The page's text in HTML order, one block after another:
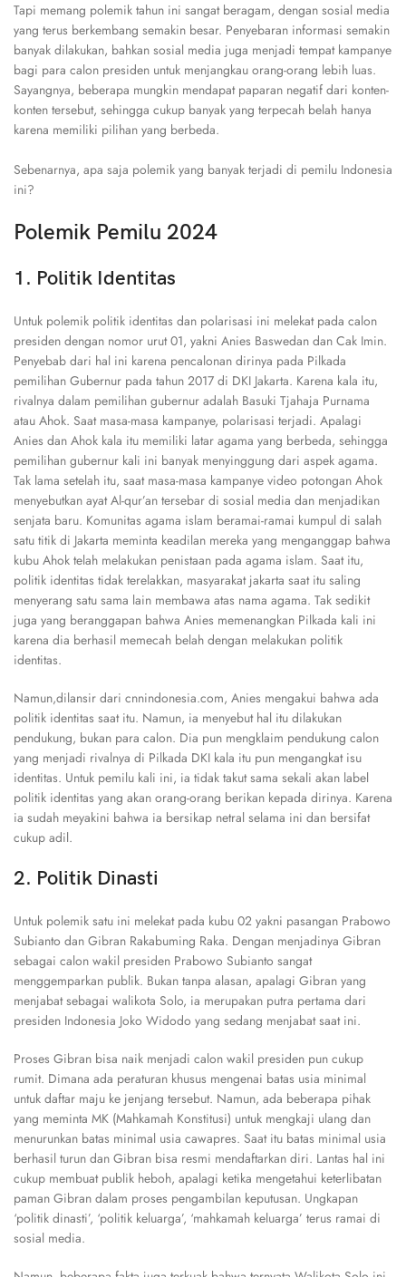
Tapi memang polemik tahun ini sangat beragam, dengan sosial media
yang terus berkembang semakin besar. Penyebaran informasi semakin
banyak dilakukan, bahkan sosial media juga menjadi tempat kampanye
bagi para calon presiden untuk menjangkau orang-orang lebih luas.
Sayangnya, beberapa mungkin mendapat paparan negatif dari konten-
konten tersebut, sehingga cukup banyak yang terpecah belah hanya
karena memiliki pilihan yang berbeda.
Sebenarnya, apa saja polemik yang banyak terjadi di pemilu Indonesia
ini?
Polemik Pemilu 2024
1. Politik Identitas
Untuk polemik politik identitas dan polarisasi ini melekat pada calon
presiden dengan nomor urut 01, yakni Anies Baswedan dan Cak Imin.
Penyebab dari hal ini karena pencalonan dirinya pada Pilkada
pemilihan Gubernur pada tahun 2017 di DKI Jakarta. Karena kala itu,
rivalnya dalam pemilihan gubernur adalah Basuki Tjahaja Purnama
atau Ahok. Saat masa-masa kampanye, polarisasi terjadi. Apalagi
Anies dan Ahok kala itu memiliki latar agama yang berbeda, sehingga
pemilihan gubernur kali ini banyak menyinggung dari aspek agama.
Tak lama setelah itu, saat masa-masa kampanye video potongan Ahok
menyebutkan ayat Al-qur’an tersebar di sosial media dan menjadikan
senjata baru. Komunitas agama islam beramai-ramai kumpul di salah
satu titik di Jakarta meminta keadilan mereka yang menganggap bahwa
kubu Ahok telah melakukan penistaan pada agama islam. Saat itu,
politik identitas tidak terelakkan, masyarakat jakarta saat itu saling
menyerang satu sama lain membawa atas nama agama. Tak sedikit
juga yang beranggapan bahwa Anies memenangkan Pilkada kali ini
karena dia berhasil memecah belah dengan melakukan politik
identitas.
Namun,dilansir dari cnnindonesia.com, Anies mengakui bahwa ada
politik identitas saat itu. Namun, ia menyebut hal itu dilakukan
pendukung, bukan para calon. Dia pun mengklaim pendukung calon
yang menjadi rivalnya di Pilkada DKI kala itu pun mengangkat isu
identitas. Untuk pemilu kali ini, ia tidak takut sama sekali akan label
politik identitas yang akan orang-orang berikan kepada dirinya. Karena
ia sudah meyakini bahwa ia bersikap netral selama ini dan bersifat
cukup adil.
2. Politik Dinasti
Untuk polemik satu ini melekat pada kubu 02 yakni pasangan Prabowo
Subianto dan Gibran Rakabuming Raka. Dengan menjadinya Gibran
sebagai calon wakil presiden Prabowo Subianto sangat
menggemparkan publik. Bukan tanpa alasan, apalagi Gibran yang
menjabat sebagai walikota Solo, ia merupakan putra pertama dari
presiden Indonesia Joko Widodo yang sedang menjabat saat ini.
Proses Gibran bisa naik menjadi calon wakil presiden pun cukup
rumit. Dimana ada peraturan khusus mengenai batas usia minimal
untuk daftar maju ke jenjang tersebut. Namun, ada beberapa pihak
yang meminta MK (Mahkamah Konstitusi) untuk mengkaji ulang dan
menurunkan batas minimal usia cawapres. Saat itu batas minimal usia
berhasil turun dan Gibran bisa resmi mendaftarkan diri. Lantas hal ini
cukup membuat publik heboh, apalagi ketika mengetahui keterlibatan
paman Gibran dalam proses pengambilan keputusan. Ungkapan
‘politik dinasti’, ‘politik keluarga’, ‘mahkamah keluarga’ terus ramai di
sosial media.